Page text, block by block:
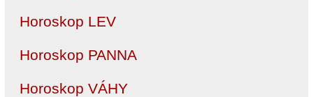
Horoskop LEV
Horoskop PANNA
Horoskop VÁHY